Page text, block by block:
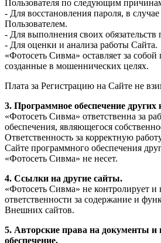
Пользователя по следующим
- Для восстановления пароля, в случае
Пользователем.
- Для выполнения своих обязательств
- Для оценки и анализа работы Сайта.
«Фотосеть Сивма» оставляет за
созданные в мошеннических целях.
Плата за Регистрацию на Сайте не
3. Программное обеспечение
«Фотосеть Сивма» ответственна за
обеспечения, являющегося
Ответственность за корректную
Сайте программного обеспечения
«Фотосеть Сивма» не несет.
4. Ссылки на другие сайты.
«Фотосеть Сивма» не контролирует и
ответственности за содержание и
Внешних сайтов.
5. Авторские права на документы и
обеспечение.